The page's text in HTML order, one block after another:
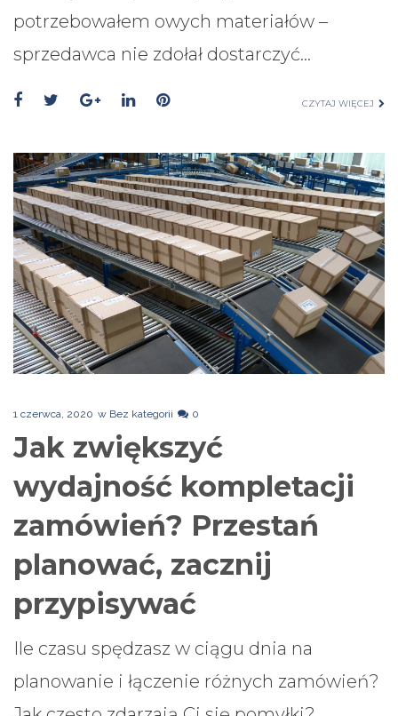
potrzebowałem owych materiałów –
sprzedawca nie zdołał dostarczyć…
CZYTAJ WIĘCEJ
1 czerwca, 2020 w Bez kategorii 0
Jak zwiększyć
wydajność kompletacji
zamówień? Przestań
planować, zacznij
przypisywać
Ile czasu spędzasz w ciągu dnia na
planowanie i łączenie różnych zamówień?